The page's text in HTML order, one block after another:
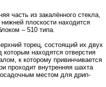
часть из закалённого стекла,
плоскости находится
– 510 типа.
торец, состоящий их двух
которым находятся отверстия
к которому привинчивается
проходит внутренняя шахта
местом для дрип-